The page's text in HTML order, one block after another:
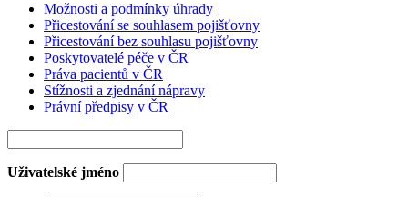
Možnosti a podmínky úhrady
Přicestování se souhlasem pojišťovny
Přicestování bez souhlasu pojišťovny
Poskytovatelé péče v ČR
Práva pacientů v ČR
Stížnosti a zjednání nápravy
Právní předpisy v ČR
Uživatelské jméno